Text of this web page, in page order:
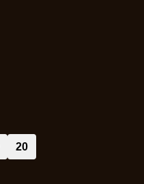
20